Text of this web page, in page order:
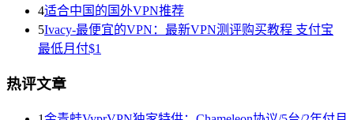
4适合中国的国外VPN推荐
5Ivacy-最便宜的VPN：最新VPN测评购买教程 支付宝
最低月付$1
热评文章